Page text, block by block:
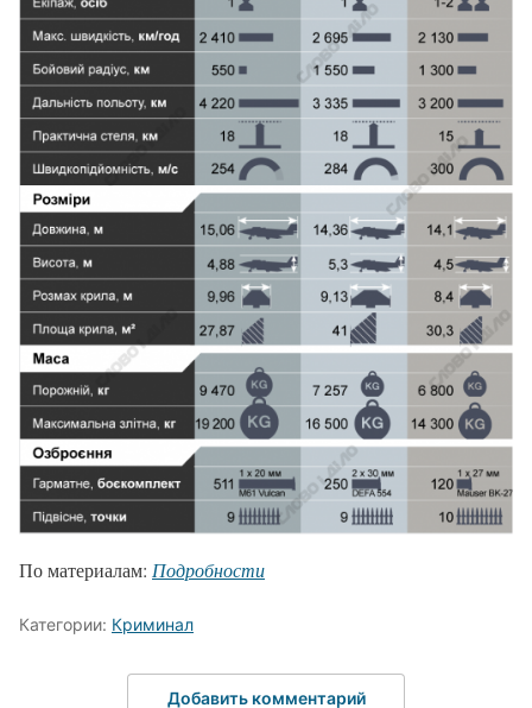
По материалам: Подробности
Категории: Криминал
Добавить комментарий